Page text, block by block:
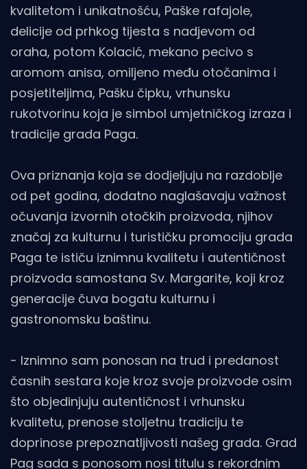
kvalitetom i unikatnošću, Paške rafajole,
delicije od prhkog tijesta s nadjevom od
oraha, potom Kolacić, mekano pecivo s
aromom anisa, omiljeno među otočanima i
posjetiteljima, Pašku čipku, vrhunsku
rukotvorinu koja je simbol umjetničkog izraza i
tradicije grada Paga.
Ova priznanja koja se dodjeljuju na razdoblje
od pet godina, dodatno naglašavaju važnost
očuvanja izvornih otočkih proizvoda, njihov
značaj za kulturnu i turističku promociju grada
Paga te ističu iznimnu kvalitetu i autentičnost
proizvoda samostana Sv. Margarite, koji kroz
generacije čuva bogatu kulturnu i
gastronomsku baštinu.
- Iznimno sam ponosan na trud i predanost
časnih sestara koje kroz svoje proizvode osim
što objedinjuju autentičnost i vrhunsku
kvalitetu, prenose stoljetnu tradiciju te
doprinose prepoznatljivosti našeg grada. Grad
Pag sada s ponosom nosi titulu s rekordnim